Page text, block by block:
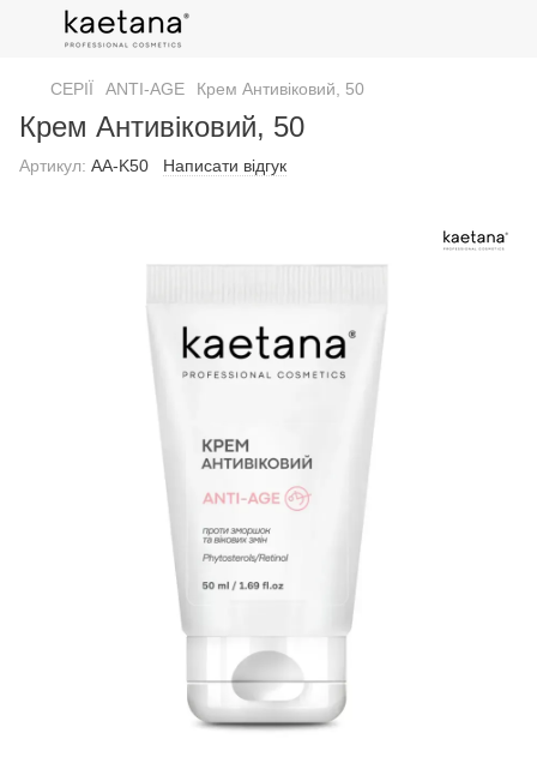
СЕРІЇ ANTI-AGE Крем Антивіковий, 50
Крем Антивіковий, 50
Артикул: AA-K50 Написати відгук